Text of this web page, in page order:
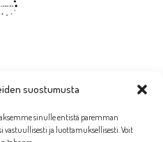
suostumusta
sinulle entistä paremman
vastuullisesti ja luottamuksellisesti. Voit